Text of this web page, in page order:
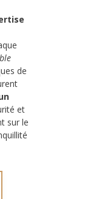
de
et
sur le